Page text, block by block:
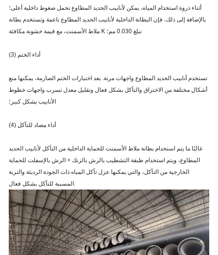
2000 22.5 -3.3
2200 24.3 -3.5 --
أثناء ذروة استخدام المياه، يمكن لأنابيب الحديد المطاوع تحمل ضغوط داخلية أعلى؛
بالإضافة إلى ذلك، فإن البطانة الداخلية لأنابيب الحديد المطاوع ناعمة وتستخدم بطانة
ملاط الأسمنت، مع قيمة خشونة مكافئة K تبلغ 0.030 مم؛
(3) أداء الختم
تستخدم أنابيب الحديد المطاوع واجهات مرنة. بعد اختبارات الختم الصارمة، يمكنها منع
أشكال مختلفة من الاختراق والتآكل بشكل فعال وتقليل معدل تسرب واجهات خطوط
الأنابيب بشكل كبير؛
(4) أداء مضاد للتآكل
غالبًا ما يتم استخدام بطانة ملاط الأسمنت للحماية الداخلية من التآكل لأنابيب الحديد
المطاوع، ويتم استخدام طبقة التشطيب بالرش بالزنك + الرش بالإسفلت للحماية
الخارجية من التآكل، والتي يمكنها عزل تآكل المياه ذات الجودة الرديئة والتربة
المسببة للتآكل بشكل فعال.